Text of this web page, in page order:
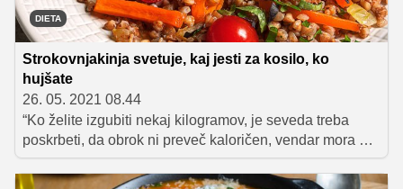
DIETA
Strokovnjakinja svetuje, kaj jesti za kosilo, ko
hujšate
26. 05. 2021 08.44
“Ko želite izgubiti nekaj kilogramov, je seveda treba
poskrbeti, da obrok ni preveč kaloričen, vendar mora biti
hkrati še vedno dovolj bogat in poln hranil,” najprej pove
prehranska strokovnjakinja Karla Klander. Stradanje ne